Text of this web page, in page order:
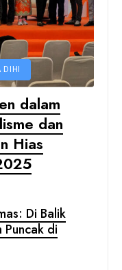
DIHI
dalam
dan
Hias
Di Balik
di